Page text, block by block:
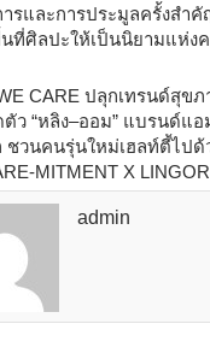
รและการประมูลครั้งสำ
ที่ศิลปะให้เป็นนิยามแห่ง
CARE ปลุกเทรนด์สุข
ตัว “หลิง–ออม” แบรนด์แอ
ชวนคนรุ่นใหม่เฮลท์ตี้ไปด้
MITMENT X
admin